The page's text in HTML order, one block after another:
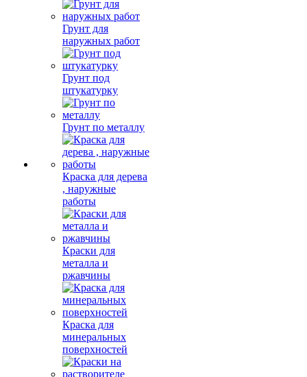
Грунт для
наружных работ
Грунт под
штукатурку
Грунт по металлу
Краска для дерева
, наружные
работы
Краски для
металла и
ржавчины
Краска для
минеральных
поверхностей